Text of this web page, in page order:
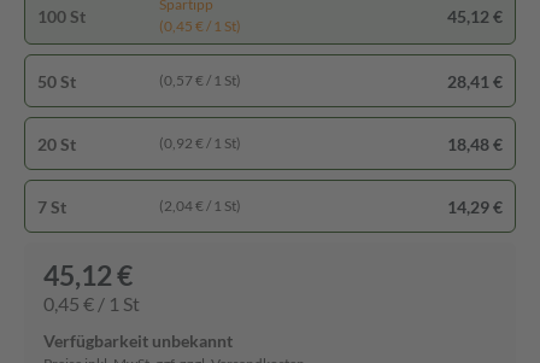
100 St
Spartipp
(0,45 € / 1 St)
45,12 €
50 St (0,57 € / 1 St) 28,41 €
20 St (0,92 € / 1 St) 18,48 €
7 St (2,04 € / 1 St) 14,29 €
45,12 €
0,45 € / 1 St
Verfügbarkeit unbekannt